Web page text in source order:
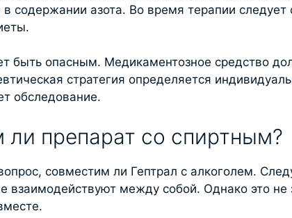
содержании азота. Во время терапии следует
быть опасным. Медикаментозное средство
стратегия определяется
обследование.
препарат со спиртным?
совместим ли Гептрал с алкоголем.
взаимодействуют между собой. Однако это не